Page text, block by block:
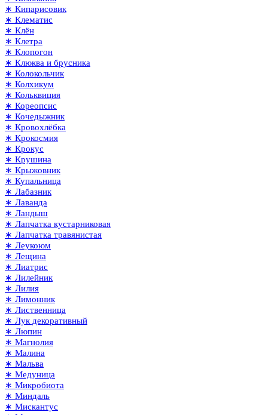
∗ Кипарисовик
∗ Клематис
∗ Клён
∗ Клетра
∗ Клопогон
∗ Клюква и брусника
∗ Колокольчик
∗ Колхикум
∗ Кольквиция
∗ Кореопсис
∗ Кочедыжник
∗ Кровохлёбка
∗ Крокосмия
∗ Крокус
∗ Крушина
∗ Крыжовник
∗ Купальница
∗ Лабазник
∗ Лаванда
∗ Ландыш
∗ Лапчатка кустарниковая
∗ Лапчатка травянистая
∗ Леукоюм
∗ Лещина
∗ Лиатрис
∗ Лилейник
∗ Лилия
∗ Лимонник
∗ Лиственница
∗ Лук декоративный
∗ Люпин
∗ Магнолия
∗ Малина
∗ Мальва
∗ Медуница
∗ Микробиота
∗ Миндаль
∗ Мискантус